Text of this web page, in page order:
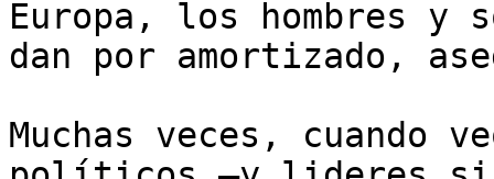
Europa, los hombres y
dan por amortizado,
Muchas veces, cuando